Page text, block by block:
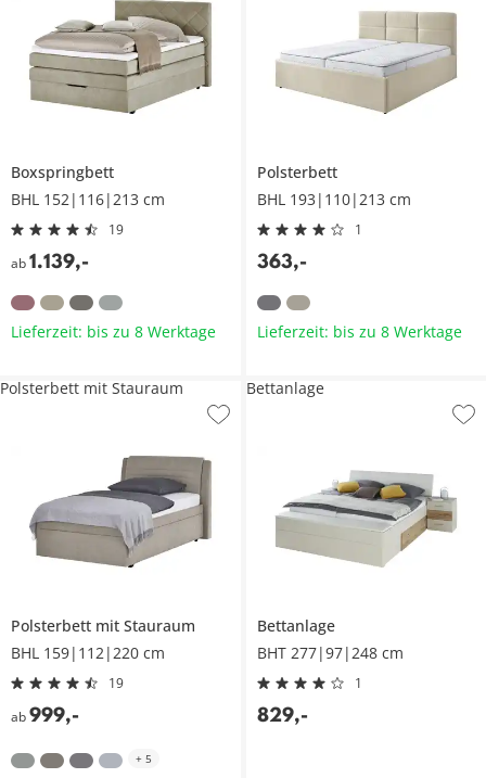
Boxspringbett
BHL 152|116|213 cm
19
ab1.139,-
Lieferzeit: bis zu 8 Werktage
Polsterbett
BHL 193|110|213 cm
1
363,-
Lieferzeit: bis zu 8 Werktage
Polsterbett mit Stauraum
BHL 159|112|220 cm
19
ab999,-
Polsterbett mit Stauraum
+ 5
Bettanlage
BHT 277|97|248 cm
1
829,-
Bettanlage